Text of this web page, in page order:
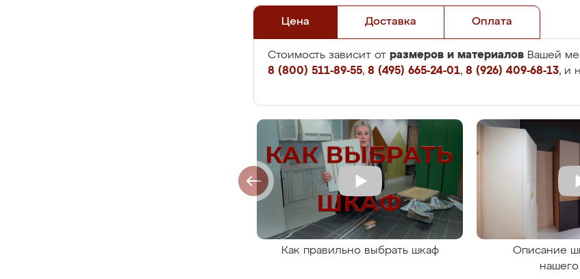
Цена Доставка Оплата
Стоимость зависит от размеров и материалов Вашей
8 (800) 511-89-55, 8 (495) 665-24-01, 8 (926) 409-68-13, и
Как правильно выбрать шкаф
Описание